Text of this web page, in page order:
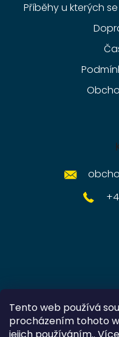
Tento web používá
procházením tohoto
Příběhy u kterých